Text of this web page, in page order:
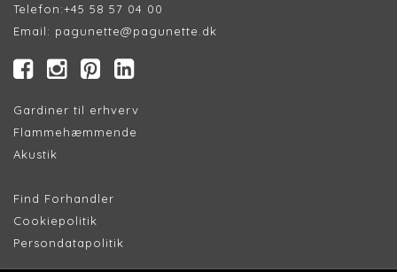
Telefon:+45 58 57 04 00
Email: pagunette@pagunette.dk
Gardiner til erhverv
Flammehæmmende
Akustik
Find Forhandler
Cookiepolitik
Persondatapolitik